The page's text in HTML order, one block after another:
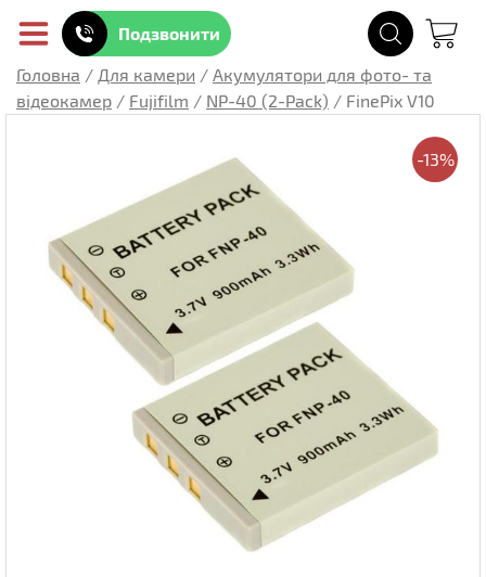
Подзвонити
Головна / Для камери / Акумулятори для фото- та
відеокамер / Fujifilm / NP-40 (2-Pack) / FinePix V10
-13%